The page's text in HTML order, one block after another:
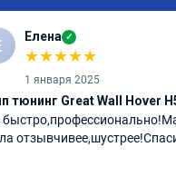
Елена ✓
★★★★★
1 января 2025
тюнинг Great Wall Hover